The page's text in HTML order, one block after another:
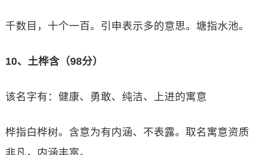
千数目，十个一百。引申表示多的意思。塘指水池。
10、土桦含（98分）
该名字有：健康、勇敢、纯洁、上进的寓意
桦指白桦树。含意为有内涵、不表露。取名寓意资质
非凡，内涵丰富。